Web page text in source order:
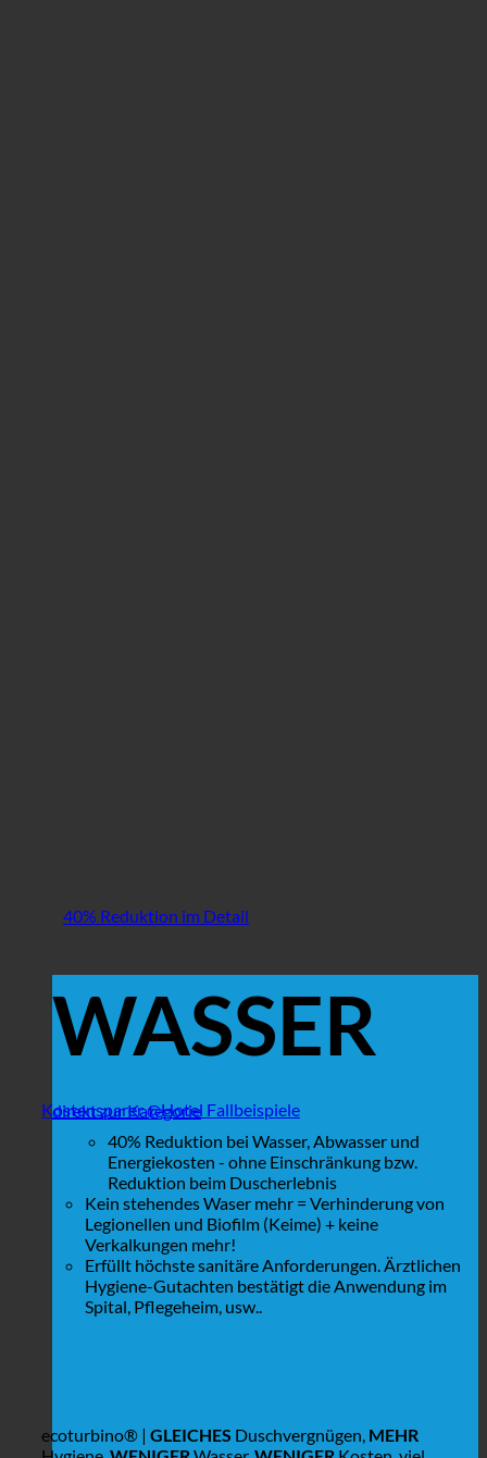
40% Reduktion im Detail
WASSER
direkt zur Kategorie
Kostensparer @Hotel Fallbeispiele
40% Reduktion bei Wasser, Abwasser und
Energiekosten - ohne Einschränkung bzw.
Reduktion beim Duscherlebnis
Kein stehendes Waser mehr = Verhinderung von
Legionellen und Biofilm (Keime) + keine
Verkalkungen mehr!
Erfüllt höchste sanitäre Anforderungen. Ärztlichen
Hygiene-Gutachten bestätigt die Anwendung im
Spital, Pflegeheim, usw..
ecoturbino® | GLEICHES Duschvergnügen, MEHR